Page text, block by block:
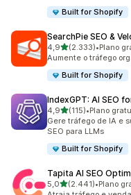
Built for Shopify
SearchPie SEO &
4,9de 5 estrelas
(2.333)
2333 avaliações ao
•Plano
Aumente o tráfego
Built for Shopify
IndexGPT: AI SEO
4,9de 5 estrelas
(115)
115 avaliações ao todo
•Plano
Gere tráfego de IA e
SEO para LLMs
Built for Shopify
Tapita AI SEO
5,0de 5 estrelas
(2.441)
2441 avaliações ao
•Plano